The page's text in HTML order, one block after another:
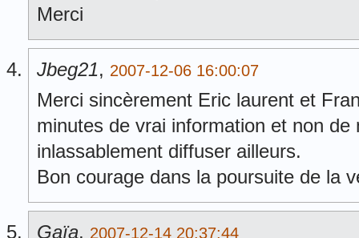
Merci
Jbeg21, 2007-12-06 16:00:07
Merci sincèrement Eric laurent et
minutes de vrai information et non de
inlassablement diffuser ailleurs.
Bon courage dans la poursuite de la
Gaïa, 2007-12-14 20:37:44